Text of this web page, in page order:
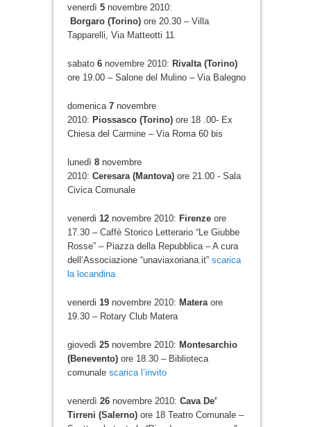
venerdì 5novembre 2010:
Borgaro (Torino)ore 20.30 – Villa
Tapparelli, Via Matteotti 11
sabato 6novembre 2010: Rivalta (Torino)
ore 19.00 – Salone del Mulino – Via Balegno
domenica 7novembre
2010: Piossasco (Torino)ore 18 .00- Ex
Chiesa del Carmine – Via Roma 60 bis
lunedì 8novembre
2010: Ceresara (Mantova)ore 21.00 - Sala
Civica Comunale
venerdi 12novembre 2010: Firenzeore
17.30 – Caffè Storico Letterario “Le Giubbe
Rosse” – Piazza della Repubblica – A cura
dell’Associazione “unaviaxoriana.it” scarica
la locandina
venerdi 19novembre 2010: Materaore
19.30 – Rotary Club Matera
giovedì 25novembre 2010: Montesarchio
(Benevento)ore 18.30 – Biblioteca
comunale scarica l’invito
venerdì 26novembre 2010: Cava De’
Tirreni (Salerno)ore 18 Teatro Comunale –